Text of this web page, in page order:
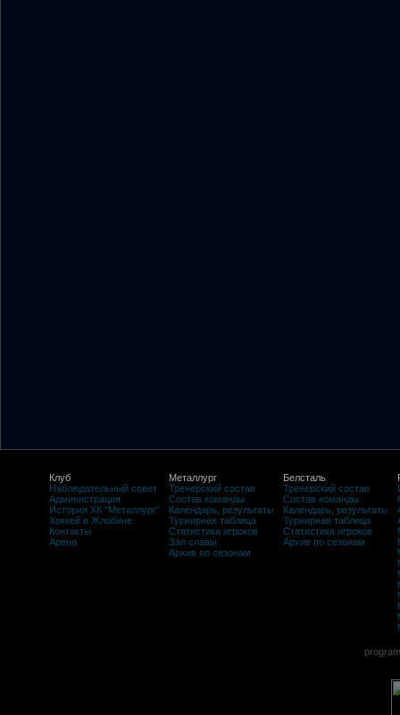
Клуб
Наблюдательный совет
Администрация
История ХК "Металлург"
Хоккей в Жлобине
Контакты
Арена
Металлург
Тренерский состав
Состав команды
Календарь, результаты
Турнирная таблица
Статистика игроков
Зал славы
Архив по сезонам
Белсталь
Тренерский состав
Состав команды
Календарь, результаты
Турнирная таблица
Статистика игроков
Архив по сезонам